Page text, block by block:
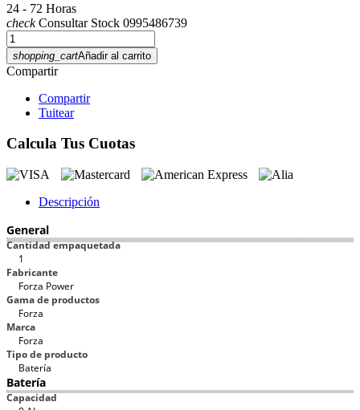
24 - 72 Horas
checkConsultar Stock 0995486739
shopping_cartAñadir al carrito
Compartir
Compartir
Tuitear
Calcula Tus Cuotas
Descripción
General
Cantidad empaquetada
1
Fabricante
Forza Power
Gama de productos
Forza
Marca
Forza
Tipo de producto
Batería
Batería
Capacidad